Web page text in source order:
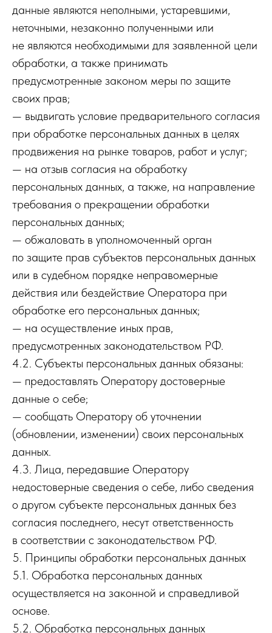
данные являются неполными, устаревшими,
неточными, незаконно полученными или
не являются необходимыми для заявленной цели
обработки, а также принимать
предусмотренные законом меры по защите
своих прав;
— выдвигать условие предварительного согласия
при обработке персональных данных в целях
продвижения на рынке товаров, работ и услуг;
— на отзыв согласия на обработку
персональных данных, а также, на направление
требования о прекращении обработки
персональных данных;
— обжаловать в уполномоченный орган
по защите прав субъектов персональных данных
или в судебном порядке неправомерные
действия или бездействие Оператора при
обработке его персональных данных;
— на осуществление иных прав,
предусмотренных законодательством РФ.
4.2. Субъекты персональных данных обязаны:
— предоставлять Оператору достоверные
данные о себе;
— сообщать Оператору об уточнении
(обновлении, изменении) своих персональных
данных.
4.3. Лица, передавшие Оператору
недостоверные сведения о себе, либо сведения
о другом субъекте персональных данных без
согласия последнего, несут ответственность
в соответствии с законодательством РФ.
5. Принципы обработки персональных данных
5.1. Обработка персональных данных
осуществляется на законной и справедливой
основе.
5.2. Обработка персональных данных